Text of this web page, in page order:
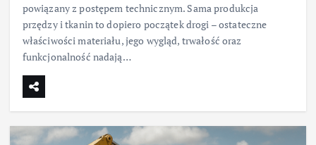
powiązany z postępem technicznym. Sama produkcja
przędzy i tkanin to dopiero początek drogi – ostateczne
właściwości materiału, jego wygląd, trwałość oraz
funkcjonalność nadają…